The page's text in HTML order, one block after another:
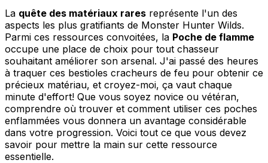
La quête des matériaux rares représente l'un des
aspects les plus gratifiants de Monster Hunter Wilds.
Parmi ces ressources convoitées, la Poche de flamme
occupe une place de choix pour tout chasseur
souhaitant améliorer son arsenal. J'ai passé des heures
à traquer ces bestioles cracheurs de feu pour obtenir ce
précieux matériau, et croyez-moi, ça vaut chaque
minute d'effort! Que vous soyez novice ou vétéran,
comprendre où trouver et comment utiliser ces poches
enflammées vous donnera un avantage considérable
dans votre progression. Voici tout ce que vous devez
savoir pour mettre la main sur cette ressource
essentielle.